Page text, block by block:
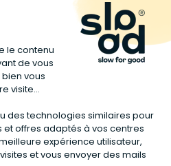
Lits bébés en bois⋅Déodorant bio⋅Sapin